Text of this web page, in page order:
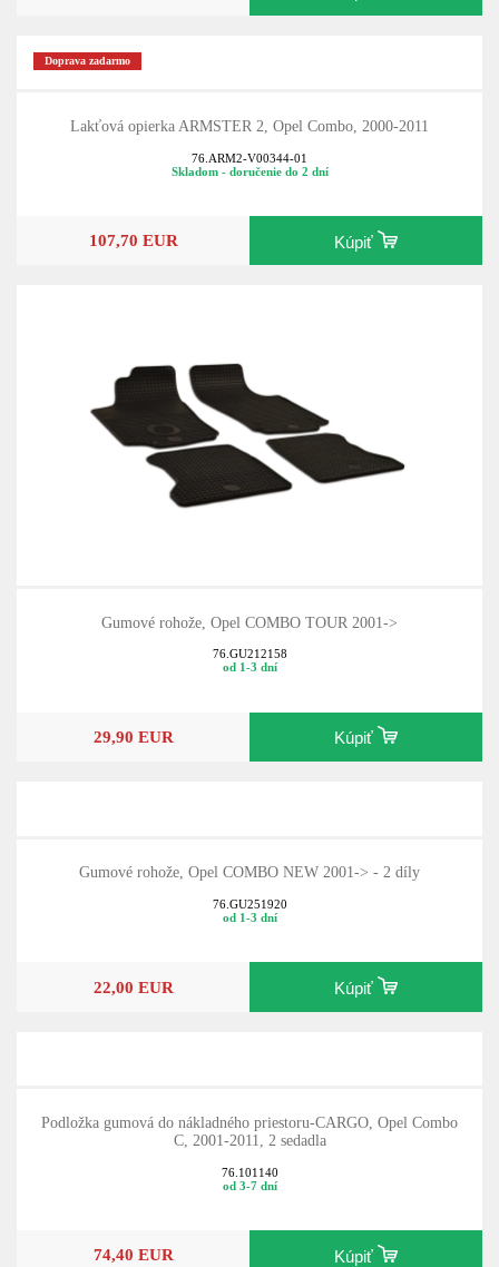
Doprava zadarmo
Lakťová opierka ARMSTER 2, Opel Combo, 2000-2011
76.ARM2-V00344-01
Skladom - doručenie do 2 dní
107,70 EUR Kúpiť
Gumové rohože, Opel COMBO TOUR 2001->
76.GU212158
od 1-3 dní
29,90 EUR Kúpiť
Gumové rohože, Opel COMBO NEW 2001-> - 2 díly
76.GU251920
od 1-3 dní
22,00 EUR Kúpiť
Podložka gumová do nákladného priestoru-CARGO, Opel Combo
C, 2001-2011, 2 sedadla
76.101140
od 3-7 dní
74,40 EUR Kúpiť